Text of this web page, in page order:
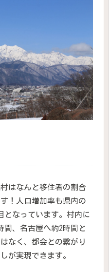
はなんと移住者の割合
！人口増加率も県内の
となっています。村内に
間、名古屋へ約2時間と
なく、都会との繋がり
が実現できます。